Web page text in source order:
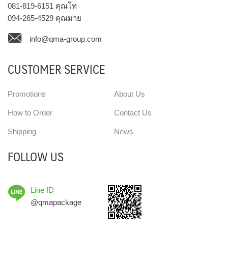
081-819-6151 คุณโท
094-265-4529 คุณมาย
info@qma-group.com
CUSTOMER SERVICE
Promotions
How to Order
Shipping
About Us
Contact Us
News
FOLLOW US
Line ID
@qmapackage